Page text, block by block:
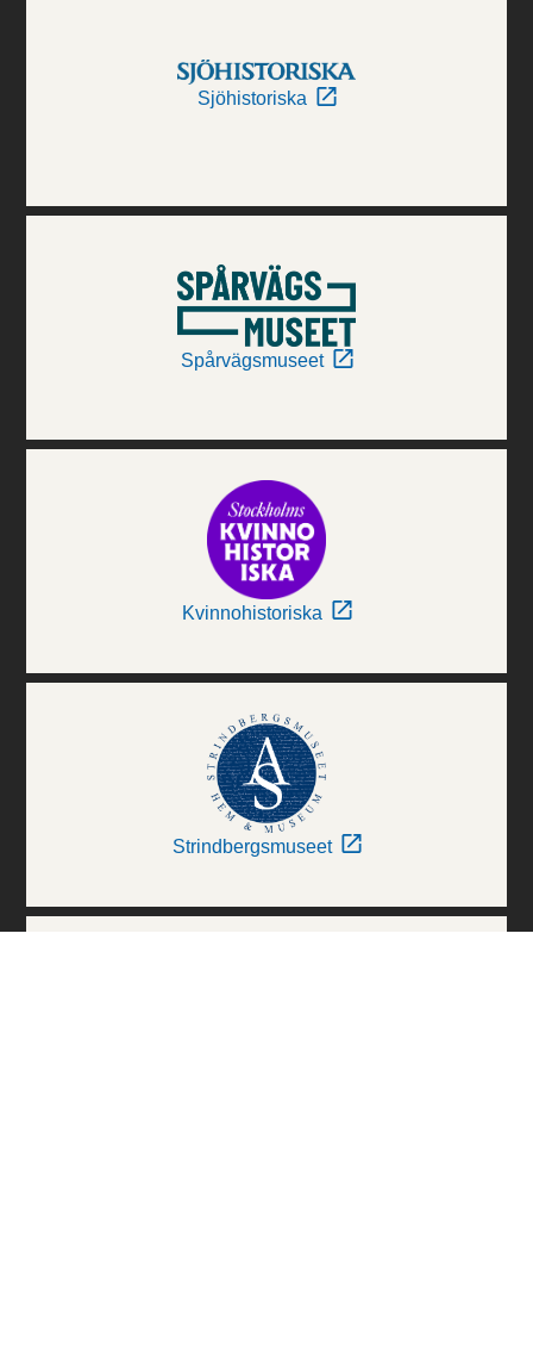
Sjöhistoriska
Spårvägsmuseet
Kvinnohistoriska
Strindbergsmuseet